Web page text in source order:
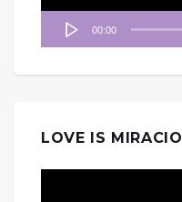
00:00
LOVE IS MIRACIO